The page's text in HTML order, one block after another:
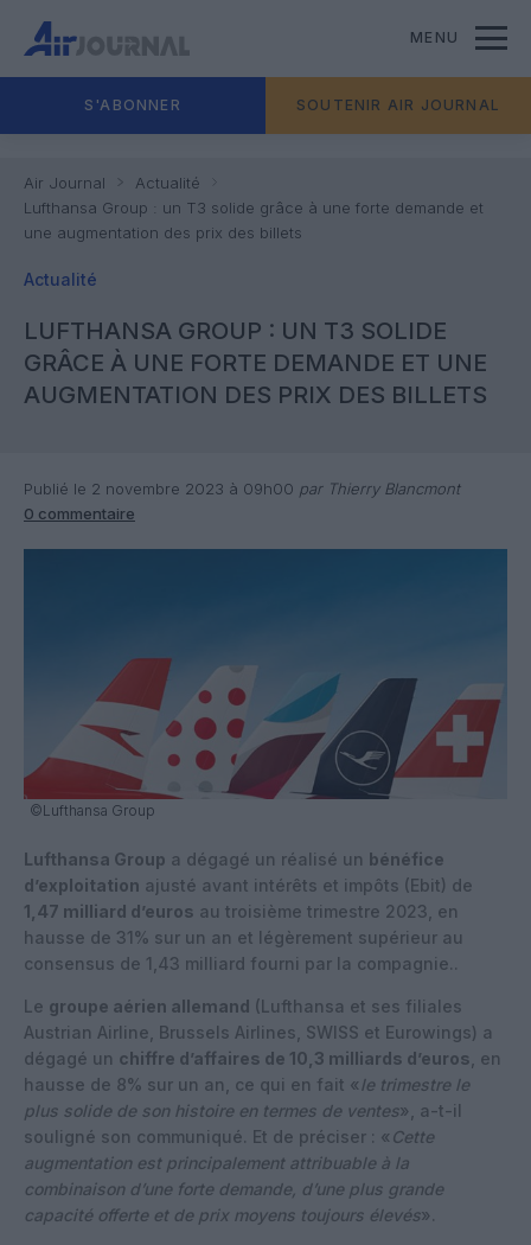
MENU
S'ABONNER SOUTENIR AIR JOURNAL
Air Journal
Actualité
Lufthansa Group : un T3 solide grâce à une forte demande et
une augmentation des prix des billets
Actualité
LUFTHANSA GROUP : UN T3 SOLIDE
GRÂCE À UNE FORTE DEMANDE ET UNE
AUGMENTATION DES PRIX DES BILLETS
Publié le 2 novembre 2023 à 09h00 par Thierry Blancmont
0 commentaire
©Lufthansa Group
Lufthansa Group a dégagé un réalisé un bénéfice
d’exploitation ajusté avant intérêts et impôts (Ebit) de
1,47 milliard d’euros au troisième trimestre 2023, en
hausse de 31% sur un an et légèrement supérieur au
consensus de 1,43 milliard fourni par la compagnie..
Le groupe aérien allemand (Lufthansa et ses filiales
Austrian Airline, Brussels Airlines, SWISS et Eurowings) a
dégagé un chiffre d’affaires de 10,3 milliards d’euros , en
hausse de 8% sur un an, ce qui en fait « le trimestre le
plus solide de son histoire en termes de ventes», a-t-il
souligné son communiqué. Et de préciser : « Cette
augmentation est principalement attribuable à la
combinaison d’une forte demande, d’une plus grande
capacité offerte et de prix moyens toujours élevés».